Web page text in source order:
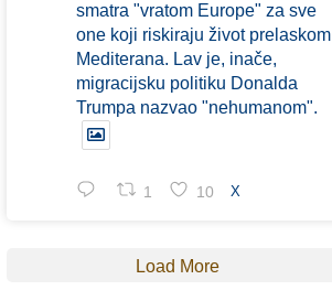
smatra "vratom Europe" za sve
one koji riskiraju život prelaskom
Mediterana. Lav je, inače,
migracijsku politiku Donalda
Trumpa nazvao "nehumanom".
1 10 X
Load More